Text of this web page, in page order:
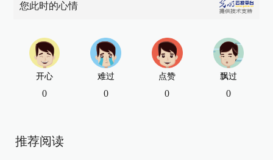
您此时的心情
开心
0
难过
0
点赞
0
飘过
0
推荐阅读